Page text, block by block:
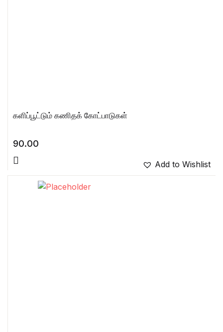
களிப்பூட்டும் கணிதக் கோட்பாடுகள்
90.00
Add to Wishlist